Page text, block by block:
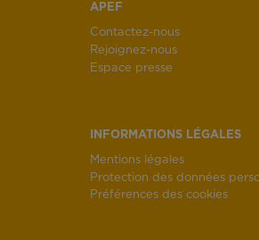
APEF
Contactez-nous
Rejoignez-nous
Espace presse
INFORMATIONS LÉGALES
Mentions légales
Protection des données
Préférences des cookies